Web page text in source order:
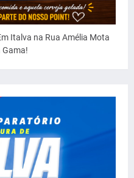
Italva na Rua Amélia Mota
Gama!